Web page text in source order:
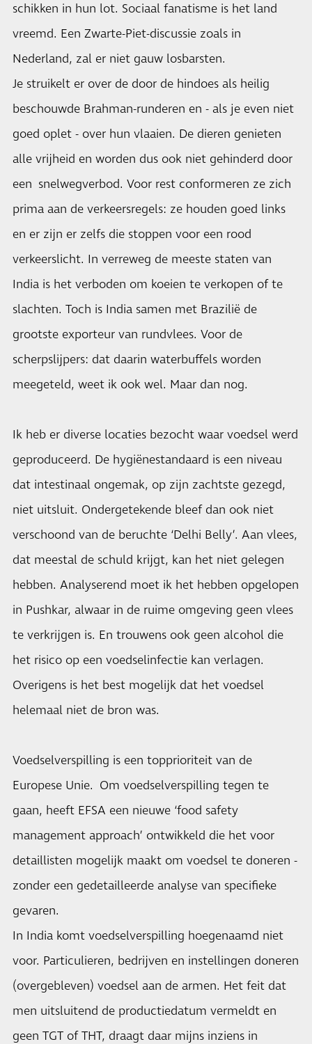
schikken in hun lot. Sociaal fanatisme is het land
vreemd. Een Zwarte-Piet-discussie zoals in
Nederland, zal er niet gauw losbarsten.
Je struikelt er over de door de hindoes als heilig
beschouwde Brahman-runderen en - als je even niet
goed oplet - over hun vlaaien. De dieren genieten
alle vrijheid en worden dus ook niet gehinderd door
een snelwegverbod. Voor rest conformeren ze zich
prima aan de verkeersregels: ze houden goed links
en er zijn er zelfs die stoppen voor een rood
verkeerslicht. In verreweg de meeste staten van
India is het verboden om koeien te verkopen of te
slachten. Toch is India samen met Brazilië de
grootste exporteur van rundvlees. Voor de
scherpslijpers: dat daarin waterbuffels worden
meegeteld, weet ik ook wel. Maar dan nog.
Ik heb er diverse locaties bezocht waar voedsel werd
geproduceerd. De hygiënestandaard is een niveau
dat intestinaal ongemak, op zijn zachtste gezegd,
niet uitsluit. Ondergetekende bleef dan ook niet
verschoond van de beruchte ‘Delhi Belly’. Aan vlees,
dat meestal de schuld krijgt, kan het niet gelegen
hebben. Analyserend moet ik het hebben opgelopen
in Pushkar, alwaar in de ruime omgeving geen vlees
te verkrijgen is. En trouwens ook geen alcohol die
het risico op een voedselinfectie kan verlagen.
Overigens is het best mogelijk dat het voedsel
helemaal niet de bron was.
Voedselverspilling is een topprioriteit van de
Europese Unie. Om voedselverspilling tegen te
gaan, heeft EFSA een nieuwe ‘food safety
management approach’ ontwikkeld die het voor
detaillisten mogelijk maakt om voedsel te doneren -
zonder een gedetailleerde analyse van specifieke
gevaren.
In India komt voedselverspilling hoegenaamd niet
voor. Particulieren, bedrijven en instellingen doneren
(overgebleven) voedsel aan de armen. Het feit dat
men uitsluitend de productiedatum vermeldt en
geen TGT of THT, draagt daar mijns inziens in